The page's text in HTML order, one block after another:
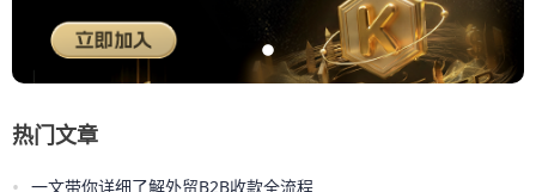
热门文章
一文带你详细了解外贸B2B收款全流程